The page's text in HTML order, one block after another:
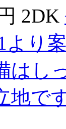
2DK
より
はし
地で